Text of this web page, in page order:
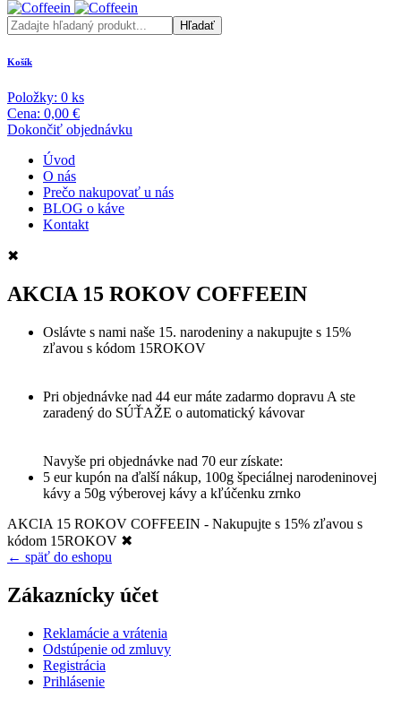
Košík
Položky: 0 ks
Cena: 0,00 €
Dokončiť objednávku
Úvod
O nás
Prečo nakupovať u nás
BLOG o káve
Kontakt
✖
AKCIA 15 ROKOV COFFEEIN
Oslávte s nami naše 15. narodeniny a nakupujte s 15%
zľavou s kódom 15ROKOV
Pri objednávke nad 44 eur máte zadarmo dopravu A ste
zaradený do SÚŤAŽE o automatický kávovar
Navyše pri objednávke nad 70 eur získate:
5 eur kupón na ďalší nákup, 100g špeciálnej narodeninovej
kávy a 50g výberovej kávy a kľúčenku zrnko
AKCIA 15 ROKOV COFFEEIN - Nakupujte s 15% zľavou s
kódom 15ROKOV ✖
← späť do eshopu
Zákaznícky účet
Reklamácie a vrátenia
Odstúpenie od zmluvy
Registrácia
Prihlásenie